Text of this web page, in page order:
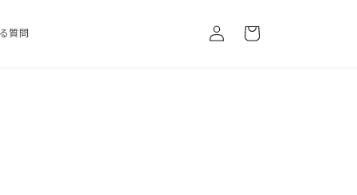
質問
グ
イ
ー